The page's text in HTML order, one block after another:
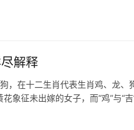
解释
，在十二生肖代表生肖鸡、龙、
象征未出嫁的女子，而“鸡”与“